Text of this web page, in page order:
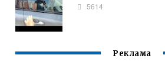
5614
Реклама